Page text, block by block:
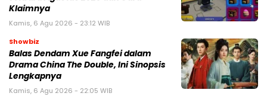
Klaimnya
Kamis, 6 Agu 2026 - 23:12 WIB
Showbiz
Balas Dendam Xue Fangfei dalam
Drama China The Double, Ini Sinopsis
Lengkapnya
Kamis, 6 Agu 2026 - 22:05 WIB